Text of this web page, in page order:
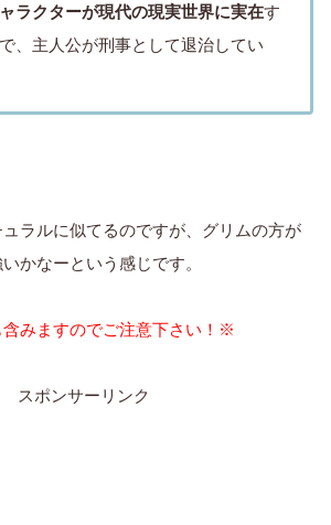
ラクターが現代の現実世界に実在す
、主人公が刑事として退治してい
ラルに似てるのですが、グリムの方が
かなーという感じです。
みますのでご注意下さい！※
スポンサーリンク